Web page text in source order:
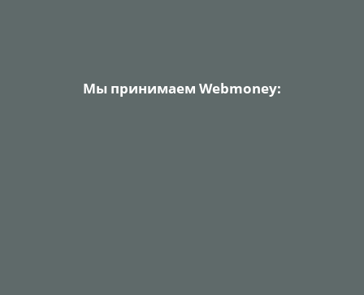
Мы принимаем Webmoney: